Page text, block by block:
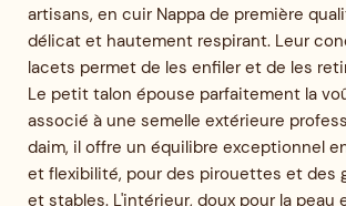
artisans, en cuir Nappa de première
délicat et hautement respirant. Leur
lacets permet de les enfiler et de les
Le petit talon épouse parfaitement la
associé à une semelle extérieure
daim, il offre un équilibre exceptionnel
et flexibilité, pour des pirouettes et des
et stables. L'intérieur, doux pour la peau